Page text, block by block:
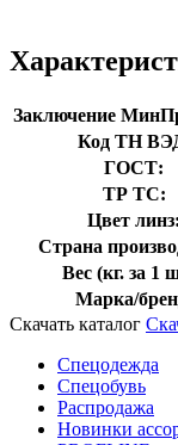
Заключение
Код ТН
ГОСТ:
ТР ТС:
Цвет линз:
Страна
Вес (кг. за 1
Марка/
Скачать каталог
Спецодежда
Спецобувь
Распродажа
Новинки